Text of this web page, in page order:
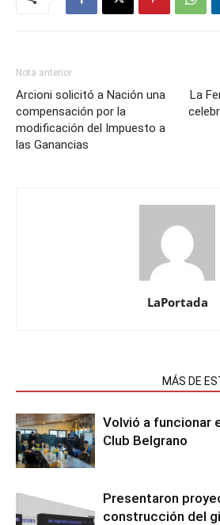
Nota anterior
Arcioni solicitó a Nación una
compensación por la
modificación del Impuesto a
las Ganancias
La
LaPortada
MÁS DE
Volvió a funcionar
Club Belgrano
Presentaron
construcción del